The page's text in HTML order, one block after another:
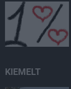
KIEMELT